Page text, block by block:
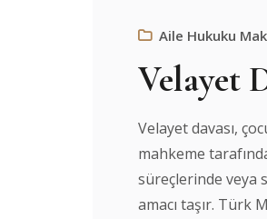
Aile Hukuku
Velayet
Velayet davası,
mahkeme
süreçlerinde veya
amacı taşır. Türk